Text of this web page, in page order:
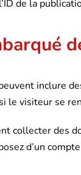
de la
inclure
le visiteur se
collecter des
d’un